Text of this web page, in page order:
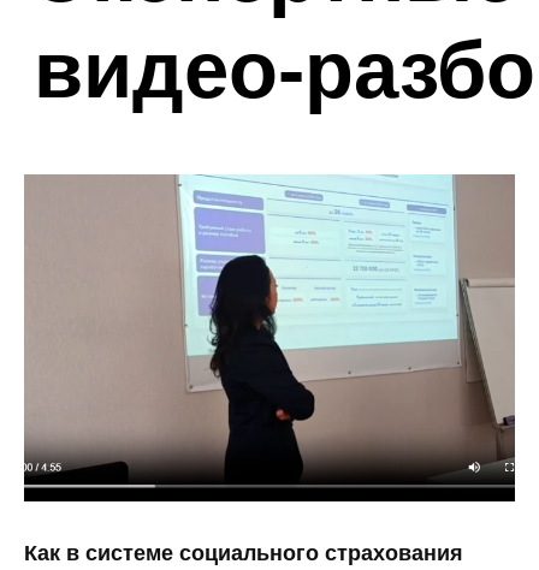
по
соцстрахованию
в Узбекистане:
легально,
безопасно и без
штрафов
Как в системе социального страхования